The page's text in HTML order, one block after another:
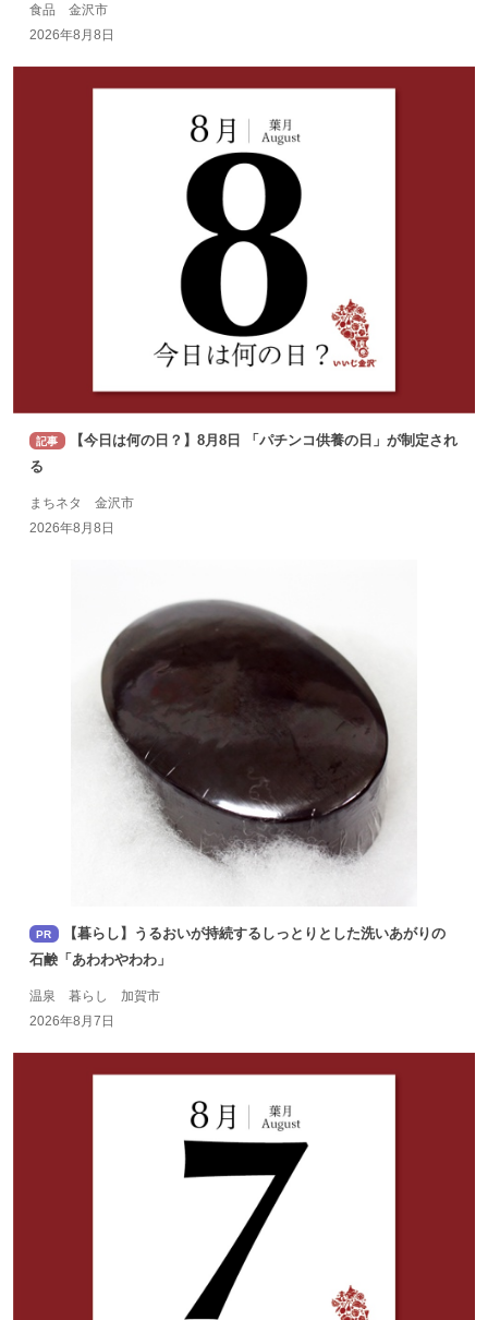
食品 金沢市
2026年8月8日
記事
【今日は何の日？】8月8日 「パチンコ供養の日」が制定され
る
まちネタ 金沢市
2026年8月8日
PR
【暮らし】うるおいが持続するしっとりとした洗いあがりの
石鹸「あわわやわわ」
温泉 暮らし 加賀市
2026年8月7日